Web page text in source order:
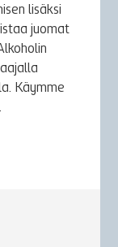
lisäksi
juomat
Käymme